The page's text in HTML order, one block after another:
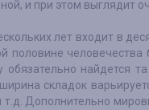
и при этом выглядит
лет входит в
половине человечества
найдется
складок
Дополнительно